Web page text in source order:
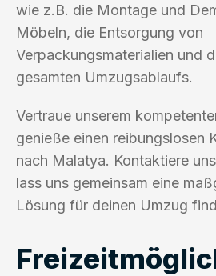
wie z.B. die Montage und
Möbeln, die Entsorgung von
Verpackungsmaterialien und
gesamten Umzugsablaufs.
Vertraue unserem
genieße einen reibungslosen
nach Malatya. Kontaktiere
lass uns gemeinsam eine
Lösung für deinen Umzug